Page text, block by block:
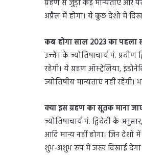
ग्रहण से जुड़ी कई मान्यताएं और
अप्रैल में होगा। ये कुछ देशो में
कब होगा साल 2023 का पहला
उज्जैन के ज्योतिषाचार्य पं.
रहेगी। ये ग्रहण ऑस्ट्रेलिया,
ज्योतिषीय मान्यताएं नहीं
क्या इस ग्रहण का सूतक माना
ज्योतिषाचार्य पं. द्विवेदी के
आदि मान्य नहीं होगा। जिन देशों
शुभ-अशुभ रूप में जरूर दिखाई